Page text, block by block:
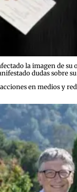
la imagen de
dudas sobre
en medios y